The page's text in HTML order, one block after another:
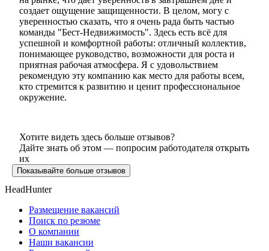
создает ощущение защищенности. В целом, могу с
уверенностью сказать, что я очень рада быть частью
команды "Бест-Недвижимость". Здесь есть всё для
успешной и комфортной работы: отличный коллектив,
понимающее руководство, возможности для роста и
приятная рабочая атмосфера. Я с удовольствием
рекомендую эту компанию как место для работы всем,
кто стремится к развитию и ценит профессиональное
окружение.
Хотите видеть здесь больше отзывов?
Дайте знать об этом — попросим работодателя открыть
их
Показывайте больше отзывов
HeadHunter
Размещение вакансий
Поиск по резюме
О компании
Наши вакансии